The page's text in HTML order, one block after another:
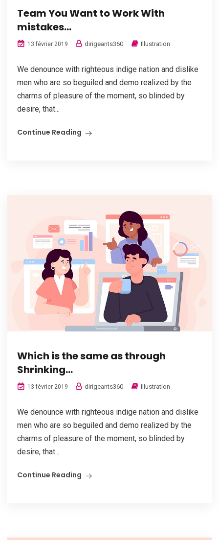
Team You Want to Work With
mistakes…
13 février 2019 dirigeants360 Illustration
We denounce with righteous indige nation and dislike
men who are so beguiled and demo realized by the
charms of pleasure of the moment, so blinded by
desire, that...
Continue Reading
Which is the same as through
Shrinking…
13 février 2019 dirigeants360 Illustration
We denounce with righteous indige nation and dislike
men who are so beguiled and demo realized by the
charms of pleasure of the moment, so blinded by
desire, that...
Continue Reading